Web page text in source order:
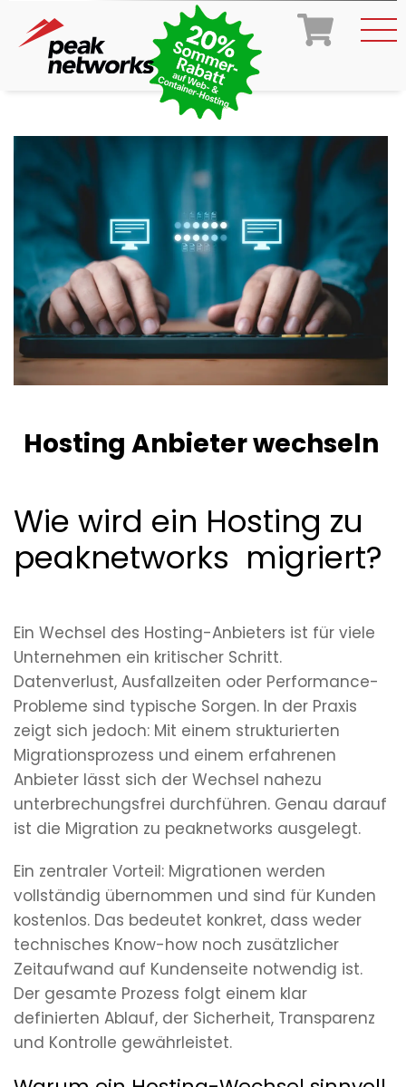
Hosting Anbieter wechseln
Wie wird ein Hosting zu
peaknetworks migriert?
Ein Wechsel des Hosting-Anbieters ist für viele
Unternehmen ein kritischer Schritt.
Datenverlust, Ausfallzeiten oder Performance-
Probleme sind typische Sorgen. In der Praxis
zeigt sich jedoch: Mit einem strukturierten
Migrationsprozess und einem erfahrenen
Anbieter lässt sich der Wechsel nahezu
unterbrechungsfrei durchführen. Genau darauf
ist die Migration zu peaknetworks ausgelegt.
Ein zentraler Vorteil: Migrationen werden
vollständig übernommen und sind für Kunden
kostenlos. Das bedeutet konkret, dass weder
technisches Know-how noch zusätzlicher
Zeitaufwand auf Kundenseite notwendig ist.
Der gesamte Prozess folgt einem klar
definierten Ablauf, der Sicherheit, Transparenz
und Kontrolle gewährleistet.